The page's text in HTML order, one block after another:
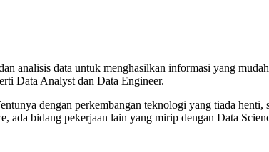
analisis data untuk menghasilkan informasi yang
Data Analyst dan Data Engineer.
dengan perkembangan teknologi yang tiada
bidang pekerjaan lain yang mirip dengan Data